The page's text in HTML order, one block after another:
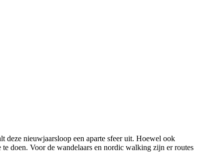
deze nieuwjaarsloop een aparte sfeer uit. Hoewel ook
doen. Voor de wandelaars en nordic walking zijn er routes